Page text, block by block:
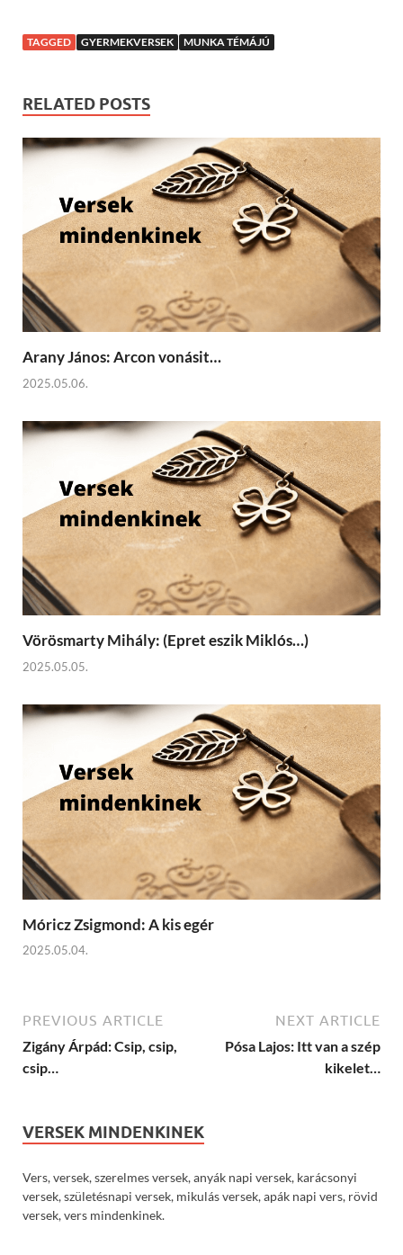
TAGGED GYERMEKVERSEK MUNKA TÉMÁJÚ
RELATED POSTS
Arany János: Arcon vonásit…
2025.05.06.
Vörösmarty Mihály: (Epret eszik Miklós…)
2025.05.05.
Móricz Zsigmond: A kis egér
2025.05.04.
PREVIOUS ARTICLE
Zigány Árpád: Csip, csip,
csip…
NEXT ARTICLE
Pósa Lajos: Itt van a szép
kikelet…
VERSEK MINDENKINEK
Vers, versek, szerelmes versek, anyák napi versek, karácsonyi
versek, születésnapi versek, mikulás versek, apák napi vers, rövid
versek, vers mindenkinek.